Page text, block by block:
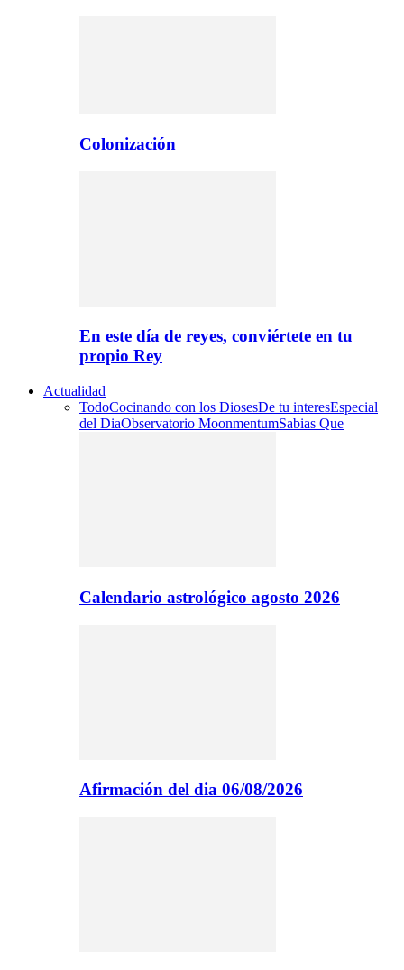
Colonización
En este día de reyes, conviértete en tu
propio Rey
Actualidad
TodoCocinando con los DiosesDe tu interesEspecial
del DiaObservatorio MoonmentumSabias Que
Calendario astrológico agosto 2026
Afirmación del dia 06/08/2026